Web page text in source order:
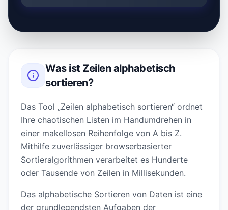
Was ist Zeilen alphabetisch
sortieren?
Das Tool „Zeilen alphabetisch sortieren“ ordnet
Ihre chaotischen Listen im Handumdrehen in
einer makellosen Reihenfolge von A bis Z.
Mithilfe zuverlässiger browserbasierter
Sortieralgorithmen verarbeitet es Hunderte
oder Tausende von Zeilen in Millisekunden.
Das alphabetische Sortieren von Daten ist eine
der grundlegendsten Aufgaben der